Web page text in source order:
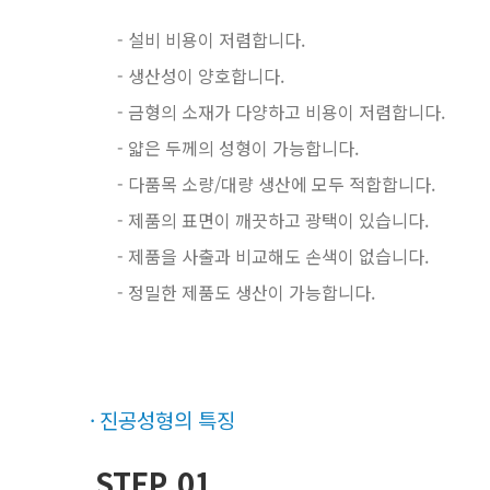
- 설비 비용이 저렴합니다.
- 생산성이 양호합니다.
- 금형의 소재가 다양하고 비용이 저렴합니다.
- 얇은 두께의 성형이 가능합니다.
- 다품목 소량/대량 생산에 모두 적합합니다.
- 제품의 표면이 깨끗하고 광택이 있습니다.
- 제품을 사출과 비교해도 손색이 없습니다.
- 정밀한 제품도 생산이 가능합니다.
진공성형의 특징